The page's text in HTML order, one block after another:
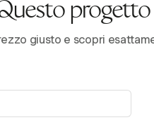
giusto e scopri